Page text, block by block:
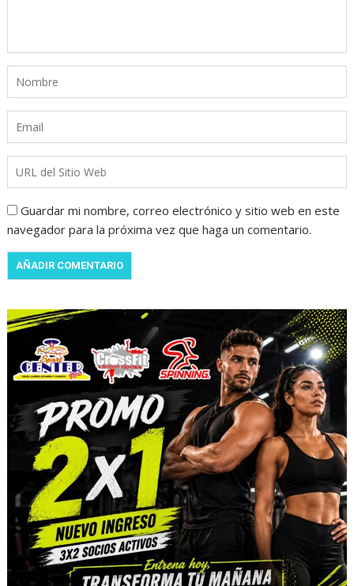
Guardar mi nombre, correo electrónico y sitio web en este
navegador para la próxima vez que haga un comentario.